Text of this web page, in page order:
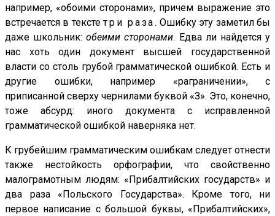
например, «обоими сторонами», причем выражение это
встречается в текстетри раза. Ошибку эту заметил бы
даже школьник:обеими сторонами. Едва ли найдется у
нас хоть один документ высшей государственной
власти со столь грубой грамматической ошибкой. Есть и
другие ошибки, например «раграничении», с
приписанной сверху чернилами буквой «З». Это, конечно,
тоже абсурд: иного документа с исправленной
грамматической ошибкой наверняка нет.
К грубейшим грамматическим ошибкам следует отнести
также нестойкость орфографии, что свойственно
малограмотным людям: «Прибалтийских государств» и
два раза «Польского Государства». Кроме того, ни
первое написание с большой буквы, «Прибалтийских»,